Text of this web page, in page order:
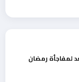
لمفاجأة رمضان